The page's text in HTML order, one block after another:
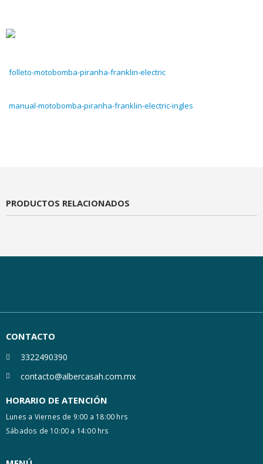
folleto-motobomba-piranha-franklin-electric
manual-motobomba-piranha-franklin-electric-ingles
PRODUCTOS RELACIONADOS
CONTACTO
3322490390
contacto@albercasah.com.mx
HORARIO DE ATENCIÓN
Lunes a Viernes de 9:00 a 18:00 hrs
Sábados de 10:00 a 14:00 hrs